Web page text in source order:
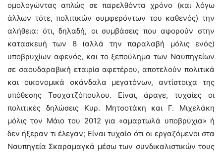
ομολογώντας απλώς σε παρελθόντα χρόνο (και λόγω
άλλων τότε, πολιτικών συμφερόντων του καθενός) την
αλήθεια: ότι, δηλαδή, οι συμβάσεις που αφορούν στην
κατασκευή των 8 (αλλά την παραλαβή μόλις ενός)
υποβρυχίων αφενός, και το ξεπούλημα των Ναυπηγείων
σε σαουδαραβική εταιρία αφετέρου, αποτελούν πολιτικά
και οικονομικά σκάνδαλα μεγατόνων, αντίστοιχα της
υπόθεσης Τσοχατζόπουλου. Είναι, άραγε, τυχαίες οι
πολιτικές δηλώσεις Κυρ. Μητσοτάκη και Γ. Μιχελάκη
μόλις τον Μάιο του 2012 για «αμαρτωλά υποβρύχια» ή
δεν ήξεραν τι έλεγαν; Είναι τυχαίο ότι οι εργαζόμενοι στα
Ναυπηγεία Σκαραμαγκά μέσω των συνδικαλιστικών τους